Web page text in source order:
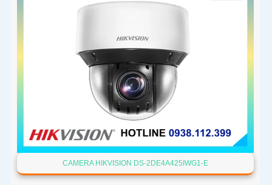
CAMERA HIKVISION DS-2DE4A425IWG1-E